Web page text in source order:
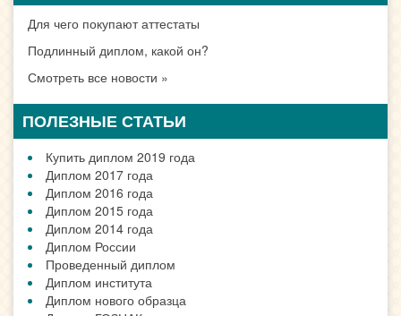
Для чего покупают аттестаты
Подлинный диплом, какой он?
Смотреть все новости »
ПОЛЕЗНЫЕ СТАТЬИ
Купить диплом 2019 года
Диплом 2017 года
Диплом 2016 года
Диплом 2015 года
Диплом 2014 года
Диплом России
Проведенный диплом
Диплом института
Диплом нового образца